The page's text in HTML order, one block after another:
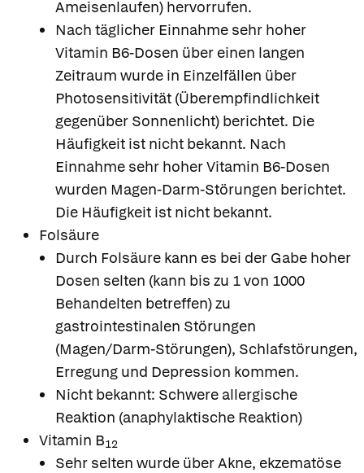
Ameisenlaufen) hervorrufen.
Nach täglicher Einnahme sehr hoher
Vitamin B6-Dosen über einen langen
Zeitraum wurde in Einzelfällen über
Photosensitivität (Überempfindlichkeit
gegenüber Sonnenlicht) berichtet. Die
Häufigkeit ist nicht bekannt. Nach
Einnahme sehr hoher Vitamin B6-Dosen
wurden Magen-Darm-Störungen berichtet.
Die Häufigkeit ist nicht bekannt.
Folsäure
Durch Folsäure kann es bei der Gabe hoher
Dosen selten (kann bis zu 1 von 1000
Behandelten betreffen) zu
gastrointestinalen Störungen
(Magen/Darm-Störungen), Schlafstörungen,
Erregung und Depression kommen.
Nicht bekannt: Schwere allergische
Reaktion (anaphylaktische Reaktion)
Vitamin B12
Sehr selten wurde über Akne, ekzematöse